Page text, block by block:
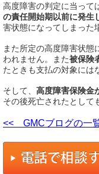
高度障害の判定に当って
の責任開始期以前に発生
害状態になってしまった
また所定の高度障害状態
われません。また被保険
たときも支払の対象には
そして、 高度障害保険金
その後死亡されたとして
<< GMCブログの一